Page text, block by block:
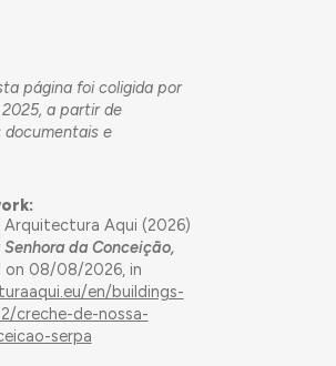
página foi coligida por
a partir de
e
Aqui (2026)
da Conceição,
on 08/08/2026, in
en/buildings-
creche-de-nossa-
serpa